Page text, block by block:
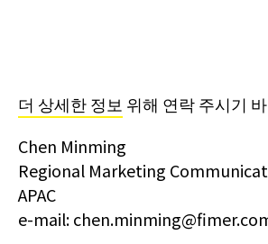
더 상세한 정보 위해 연락 주시기
Chen Minming
Regional Marketing
APAC
e-mail: